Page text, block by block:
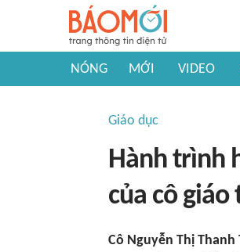
NÓNG MỚI VIDEO
Giáo dục
Hành trình
của cô giáo
Cô Nguyễn Thị